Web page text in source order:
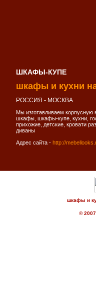
ШКАФЫ-КУПЕ
шкафы и кухни
РОССИЯ - МОСКВА
Мы изготавливаем
шкафы, шкафы-купе, кухни,
прихожие, детские, кровати
диваны
Адрес сайта - http://
шкафы и
©